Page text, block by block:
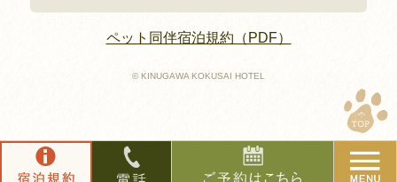
ペット同伴宿泊規約（PDF）
© KINUGAWA KOKUSAI HOTEL